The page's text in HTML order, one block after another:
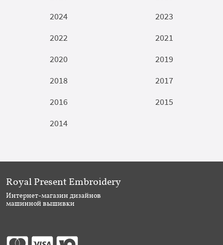
2024
2023
2022
2021
2020
2019
2018
2017
2016
2015
2014
Royal Present Embroidery
Интернет-магазин дизайнов
машинной вышивки